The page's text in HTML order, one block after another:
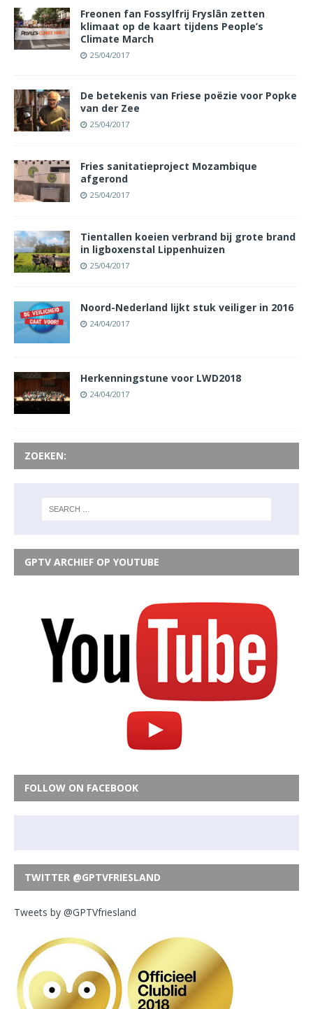
Freonen fan Fossylfrij Fryslân zetten
klimaat op de kaart tijdens People’s
Climate March
25/04/2017
De betekenis van Friese poëzie voor Popke
van der Zee
25/04/2017
Fries sanitatieproject Mozambique
afgerond
25/04/2017
Tientallen koeien verbrand bij grote brand
in ligboxenstal Lippenhuizen
25/04/2017
Noord-Nederland lijkt stuk veiliger in 2016
24/04/2017
Herkenningstune voor LWD2018
24/04/2017
ZOEKEN:
GPTV ARCHIEF OP YOUTUBE
FOLLOW ON FACEBOOK
TWITTER @GPTVFRIESLAND
Tweets by @GPTVfriesland